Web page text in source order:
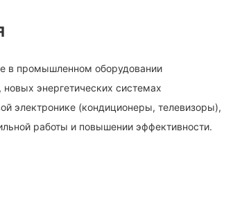
в промышленном оборудовании
энергетических системах
электронике (кондиционеры, телевизоры),
работы и повышении эффективности.